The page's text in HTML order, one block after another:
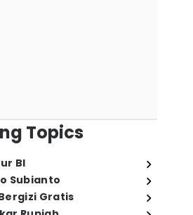
Topics
BI
Subianto
Gratis